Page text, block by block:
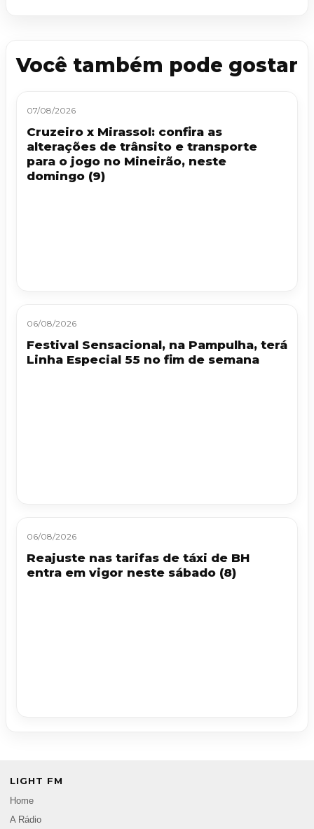
Você também pode gostar
07/08/2026
Cruzeiro x Mirassol: confira as
alterações de trânsito e transporte
para o jogo no Mineirão, neste
domingo (9)
06/08/2026
Festival Sensacional, na Pampulha, terá
Linha Especial 55 no fim de semana
06/08/2026
Reajuste nas tarifas de táxi de BH
entra em vigor neste sábado (8)
LIGHT FM
Home
A Rádio